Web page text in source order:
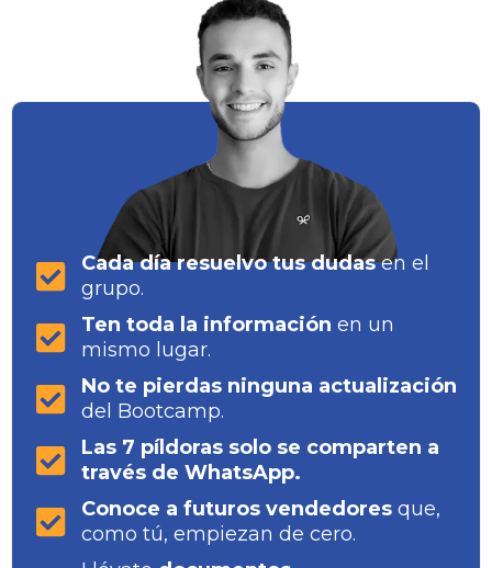
Cada día resuelvo tus dudasen el
grupo.
Ten toda la información en un
mismo lugar.
No te pierdas ninguna actualización
del Bootcamp.
Las 7 píldoras solo se comparten a
través de WhatsApp.
Conoce a futuros vendedoresque,
como tú, empiezan de cero.